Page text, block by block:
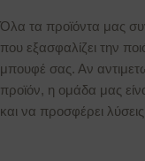
Όλα τα προϊόντα μας
που εξασφαλίζει την
μπουφέ σας. Αν
προϊόν, η ομάδα μας
και να προσφέρει